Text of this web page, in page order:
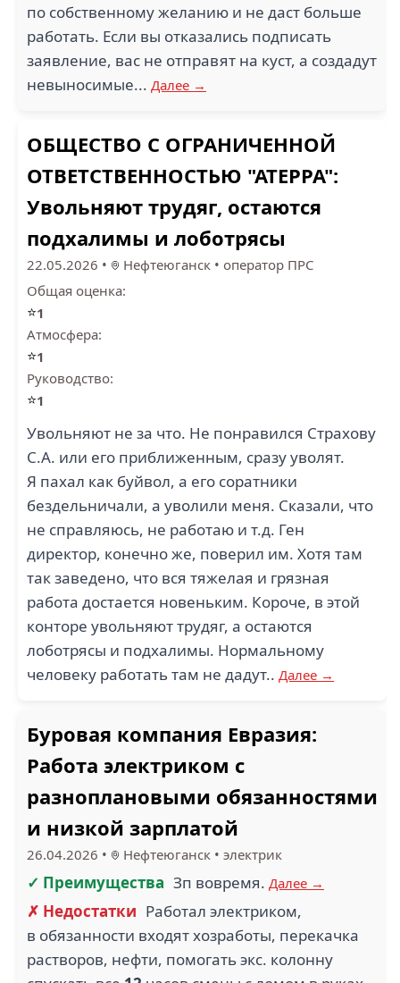
по собственному желанию и не даст больше
работать. Если вы отказались подписать
заявление, вас не отправят на куст, а создадут
невыносимые... Далее →
ОБЩЕСТВО С ОГРАНИЧЕННОЙ
ОТВЕТСТВЕННОСТЬЮ "АТЕРРА":
Увольняют трудяг, остаются
подхалимы и лоботрясы
22.05.2026 • Нефтеюганск • оператор ПРС
Общая оценка:
⭐1
Атмосфера:
⭐1
Руководство:
⭐1
Увольняют не за что. Не понравился Страхову
С.А. или его приближенным, сразу уволят.
Я пахал как буйвол, а его соратники
бездельничали, а уволили меня. Сказали, что
не справляюсь, не работаю и т.д. Ген
директор, конечно же, поверил им. Хотя там
так заведено, что вся тяжелая и грязная
работа достается новеньким. Короче, в этой
конторе увольняют трудяг, а остаются
лоботрясы и подхалимы. Нормальному
человеку работать там не дадут.. Далее →
Буровая компания Евразия:
Работа электриком с
разноплановыми обязанностями
и низкой зарплатой
26.04.2026 • Нефтеюганск • электрик
✓ Преимущества Зп вовремя. Далее →
✗ Недостатки Работал электриком,
в обязанности входят хозработы, перекачка
растворов, нефти, помогать экс. колонну